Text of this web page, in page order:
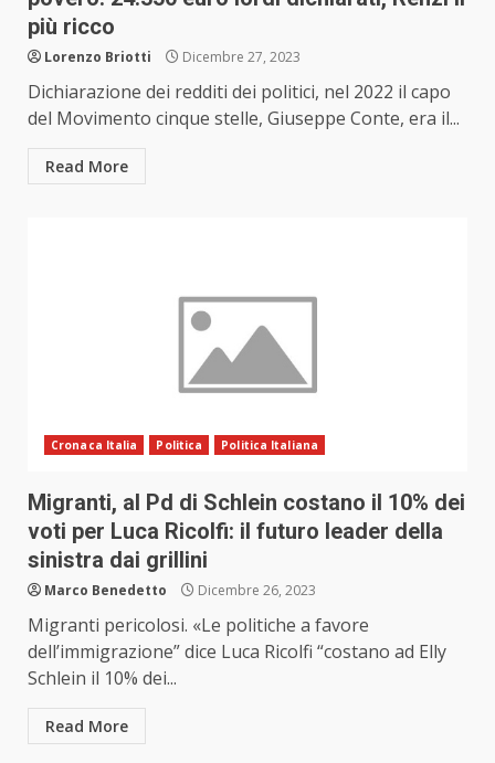
più ricco
Lorenzo Briotti Dicembre 27, 2023
Dichiarazione dei redditi dei politici, nel 2022 il capo
del Movimento cinque stelle, Giuseppe Conte, era il...
Read More
Cronaca Italia Politica Politica Italiana
Migranti, al Pd di Schlein costano il 10% dei
voti per Luca Ricolfi: il futuro leader della
sinistra dai grillini
Marco Benedetto Dicembre 26, 2023
Migranti pericolosi. «Le politiche a favore
dell’immigrazione” dice Luca Ricolfi “costano ad Elly
Schlein il 10% dei...
Read More